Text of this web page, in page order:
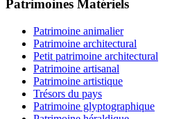
Patrimoines Matériels
Patrimoine animalier
Patrimoine architectural
Petit patrimoine architectural
Patrimoine artisanal
Patrimoine artistique
Trésors du pays
Patrimoine glyptographique